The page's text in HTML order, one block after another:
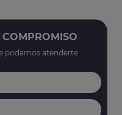
COMPROMISO
podamos atenderte